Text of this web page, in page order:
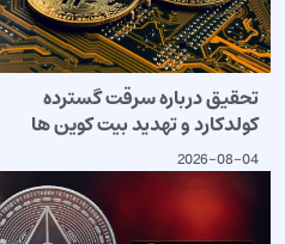
تحقیق درباره سرقت گسترده
کولدکارد و تهدید بیت کوین ها
2026-08-04